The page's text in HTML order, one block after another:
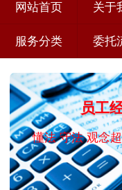
网站首页 关于
服务分类 委托
员工
懂法 守法 观念